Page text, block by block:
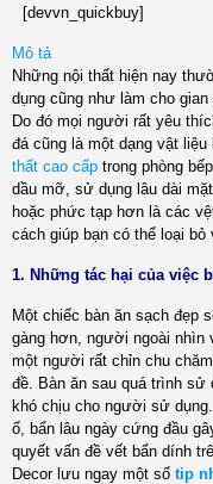
[devvn_quickbuy]
Mô tả
Những nội thất hiện nay
dụng cũng như làm cho
Do đó mọi người rất yêu
đá cũng là một dạng vật
thất cao cấp trong phòng
dầu mỡ, sử dụng lâu dài
hoặc phức tạp hơn là các
cách giúp bạn có thể loại
1. Những tác hại của việc
Một chiếc bàn ăn sạch đẹp
gàng hơn, người ngoài nhìn
một người rất chỉn chu
đề. Bàn ăn sau quá trình sử
khó chịu cho người sử
ố, bẩn lâu ngày cứng đầu
quyết vấn đề vết bẩn dính
Decor lưu ngay một số tip